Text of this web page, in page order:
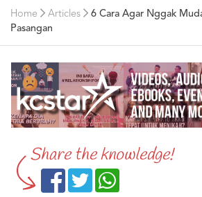
Home Articles
6 Cara Agar Nggak
Pasangan
Share the knowledge!